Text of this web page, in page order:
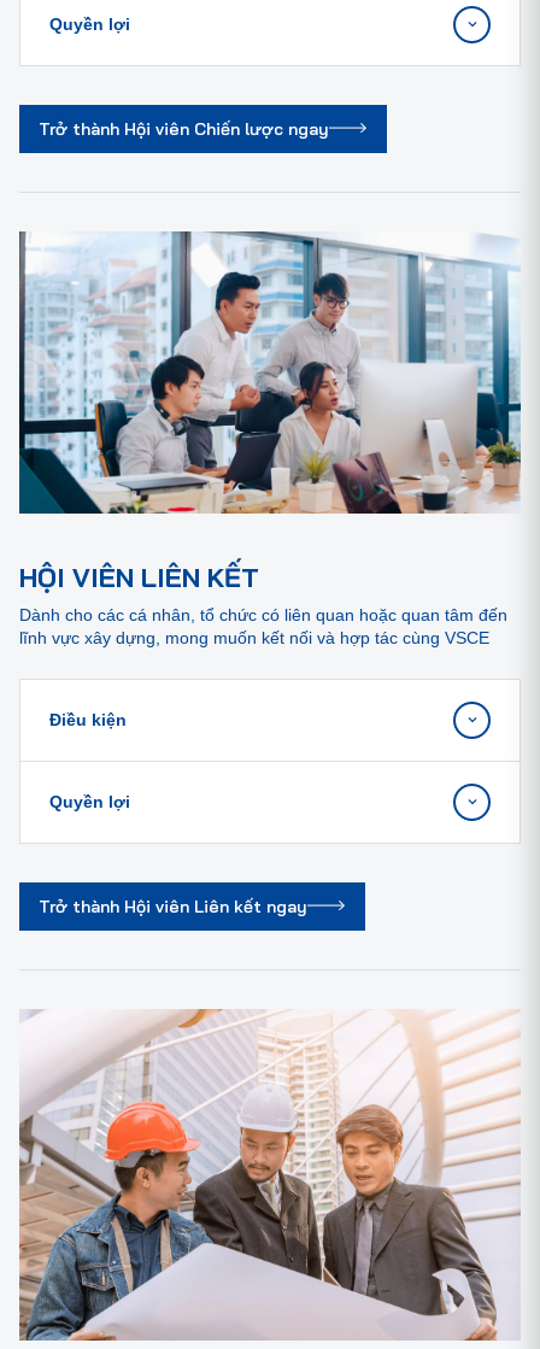
Quyền lợi
Trở thành Hội viên Chiến lược ngay
HỘI VIÊN LIÊN KẾT
Dành cho các cá nhân, tổ chức có liên quan hoặc quan tâm đến
lĩnh vực xây dựng, mong muốn kết nối và hợp tác cùng VSCE
Điều kiện
Quyền lợi
Trở thành Hội viên Liên kết ngay